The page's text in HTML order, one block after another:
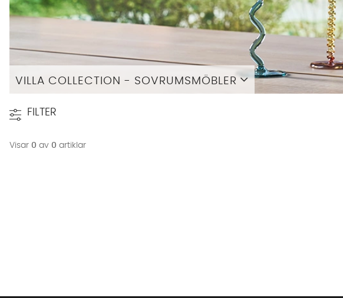
VILLA COLLECTION - SOVRUMSMÖBLER
FILTER
Visar 0 av 0 artiklar